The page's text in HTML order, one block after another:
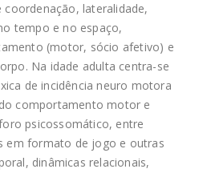
coordenação, lateralidade,
tempo e no espaço,
(motor, sócio afetivo) e
Na idade adulta centra-se
de incidência neuro motora
comportamento motor e
psicossomático, entre
em formato de jogo e outras
dinâmicas relacionais,